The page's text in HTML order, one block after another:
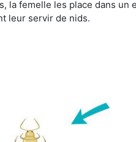
la femelle les place dans un
leur servir de nids.